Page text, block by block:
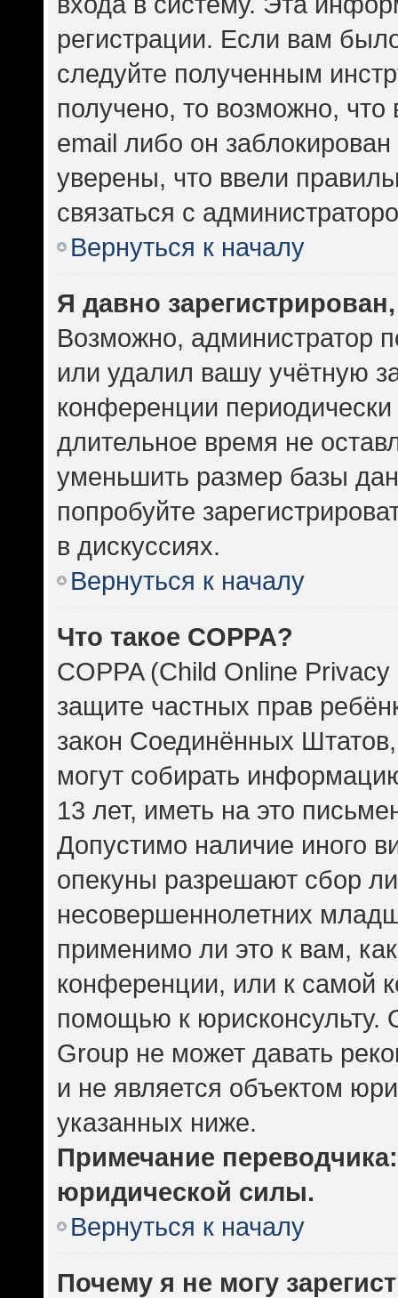
регистрации. Если вам
следуйте полученным
получено, то возможно,
email либо он
уверены, что ввели
связаться с
Вернуться к началу
Я давно
Возможно, администратор
или удалил вашу учётную
конференции
длительное время не
уменьшить размер базы
попробуйте
в дискуссиях.
Вернуться к началу
Что такое COPPA?
COPPA (Child Online
защите частных прав
закон Соединённых
могут собирать
13 лет, иметь на это
Допустимо наличие иного
опекуны разрешают сбор
несовершеннолетних
применимо ли это к вам,
конференции, или к самой
помощью к юрисконсульту.
Group не может давать
и не является объектом
указанных ниже.
Примечание
юридической силы.
Вернуться к началу
Почему я не могу